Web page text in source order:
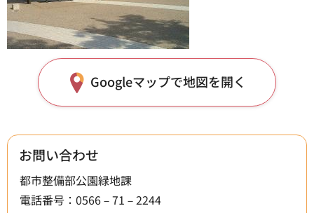
Googleマップで地図を開く
お問い合わせ
都市整備部公園緑地課
電話番号：0566－71－2244